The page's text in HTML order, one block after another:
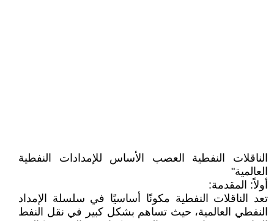
الناقلات النفطية العصب الأساس للإمدادات النفطية
العالمية"
أولاً: المقدمة:
تعد الناقلات النفطية مكونًا أساسيًا في سلسلة الإمداد
النفطي العالمية، حيث تساهم بشكل كبير في نقل النفط